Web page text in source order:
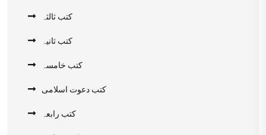
کتب ثالثہ
کتب ثانیہ
کتب خامسہ
کتب دعوت اسلامی
کتب رابعہ